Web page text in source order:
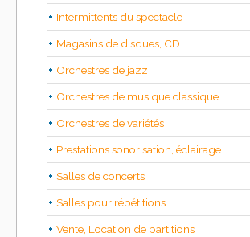
Intermittents du spectacle
Magasins de disques, CD
Orchestres de jazz
Orchestres de musique classique
Orchestres de variétés
Prestations sonorisation, éclairage
Salles de concerts
Salles pour répétitions
Vente, Location de partitions